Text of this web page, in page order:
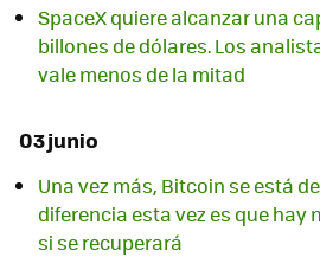
SpaceX quiere alcanzar una
billones de dólares. Los
vale menos de la mitad
03 junio
Una vez más, Bitcoin se está
diferencia esta vez es que hay
si se recuperará